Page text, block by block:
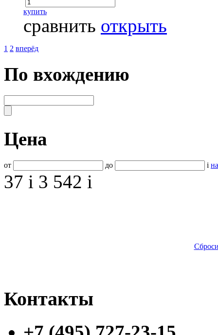
купить
сравнить открыть
1 2 вперёд
По вхождению
Цена
от до i
37 i 3 542 i
Контакты